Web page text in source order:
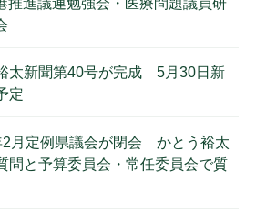
推進議連勉強会・医療問題議員研
太新聞第40号が完成 5月30日新
定
2月定例県議会が閉会 かとう裕太
問と予算委員会・常任委員会で質